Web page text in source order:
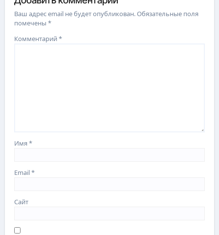
Ваш адрес email не будет опубликован.Обязательные поля
помечены*
Комментарий*
Имя*
Email*
Сайт